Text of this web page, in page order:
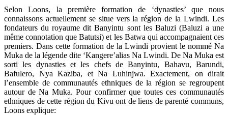
Selon Loons, la première formation de ‘dynasties’ que nous
connaissons actuellement se situe vers la région de la Lwindi. Les
fondateurs du royaume dit Banyintu sont les Baluzi (Baluzi a une
même connotation que Batutsi) et les Batwa qui accompagnaient ces
premiers. Dans cette formation de la Lwindi provient le nommé Na
Muka de la légende dite ‘Kangere’alias Na Lwindi. De Na Muka est
sorti les dynasties et les chefs de Banyintu, Bahavu, Barundi,
Bafulero, Nya Kaziba, et Na Luhinjwa. Exactement, on dirait
l’ensemble de communautés ethniques de la région se regroupent
autour de Na Muka. Pour confirmer que toutes ces communautés
ethniques de cette région du Kivu ont de liens de parenté communs,
Loons explique: